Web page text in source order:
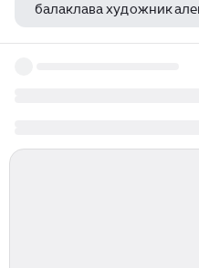
балаклава художник